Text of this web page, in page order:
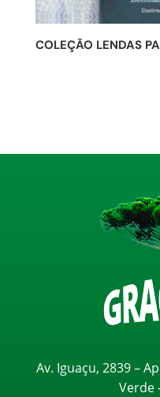
COLEÇÃO LENDAS
Av. Iguaçu, 2839 –
Verde